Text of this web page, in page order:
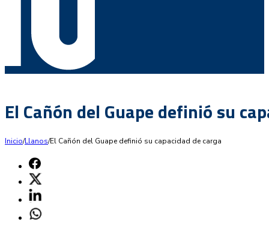
El Cañón del Guape definió su
Inicio/Llanos/El Cañón del Guape definió su capacidad de carga